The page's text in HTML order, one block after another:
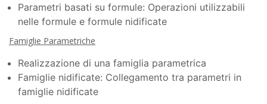
Parametri basati su formule: Operazioni utilizzabili
nelle formule e formule nidificate
Famiglie Parametriche
Realizzazione di una famiglia parametrica
Famiglie nidificate: Collegamento tra parametri in
famiglie nidificate